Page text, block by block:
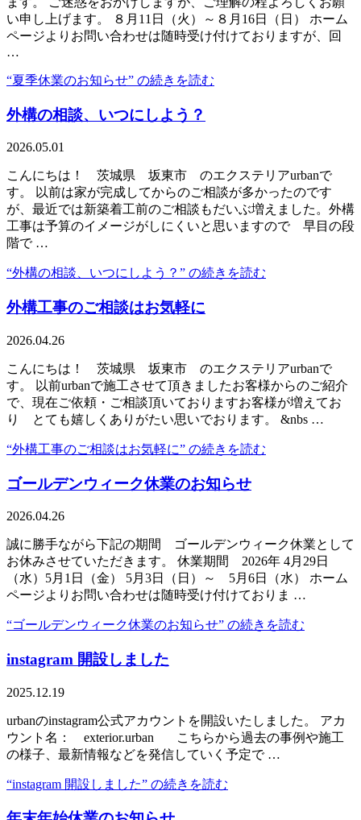
い申し上げます。 ８月11日（火）～８月16日（日） ホーム
ページよりお問い合わせは随時受け付けておりますが、回
…
“夏季休業のお知らせ” の続きを読む
外構の相談、いつにしよう？
2026.05.01
こんにちは！ 茨城県 坂東市 のエクステリアurbanで
す。 以前は家が完成してからのご相談が多かったのです
が、最近では新築着工前のご相談もだいぶ増えました。外構
工事は予算のイメージがしにくいと思いますので 早目の段
階で …
“外構の相談、いつにしよう？” の続きを読む
外構工事のご相談はお気軽に
2026.04.26
こんにちは！ 茨城県 坂東市 のエクステリアurbanで
す。 以前urbanで施工させて頂きましたお客様からのご紹介
で、現在ご依頼・ご相談頂いておりますお客様が増えてお
り とても嬉しくありがたい思いでおります。 &nbs …
“外構工事のご相談はお気軽に” の続きを読む
ゴールデンウィーク休業のお知らせ
2026.04.26
誠に勝手ながら下記の期間 ゴールデンウィーク休業として
お休みさせていただきます。 休業期間 2026年 4月29日
（水）5月1日（金） 5月3日（日）～ 5月6日（水） ホーム
ページよりお問い合わせは随時受け付けておりま …
“ゴールデンウィーク休業のお知らせ” の続きを読む
instagram 開設しました
2025.12.19
urbanのinstagram公式アカウントを開設いたしました。 アカ
ウント名： exterior.urban こちらから過去の事例や施工
の様子、最新情報などを発信していく予定で …
“instagram 開設しました” の続きを読む